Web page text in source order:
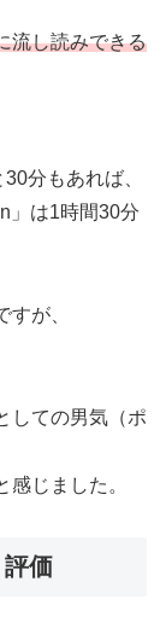
流し読みできる
分もあれば、
」は1時間30分
が、
しての男気（ポ
感じました。
価